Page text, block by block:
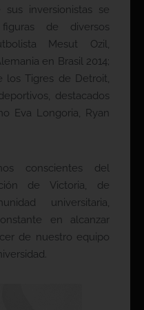
inversionistas se
de diversos
Mesut Ozil,
en Brasil 2014;
los Tigres de Detroit,
destacados
Eva Longoria, Ryan
conscientes del
de Victoria, de
universitaria,
en alcanzar
de nuestro equipo